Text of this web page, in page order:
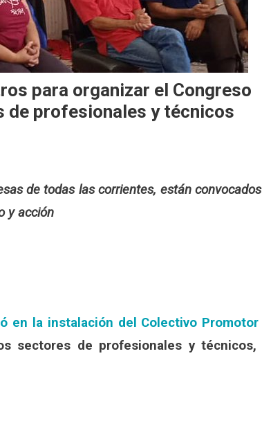
para organizar el Congreso
de profesionales y técnicos
de todas las corrientes, están
y acción
en la instalación del Colectivo
sectores de profesionales y técnicos,